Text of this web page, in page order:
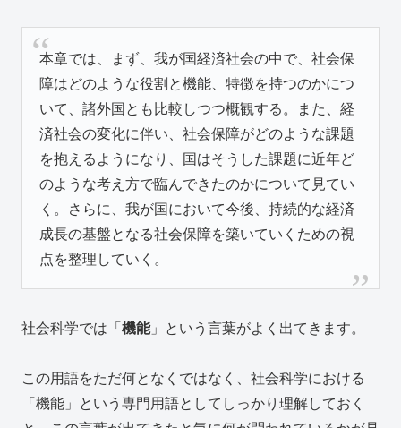
本章では、まず、我が国経済社会の中で、社会保
障はどのような役割と機能、特徴を持つのかにつ
いて、諸外国とも比較しつつ概観する。また、経
済社会の変化に伴い、社会保障がどのような課題
を抱えるようになり、国はそうした課題に近年ど
のような考え方で臨んできたのかについて見てい
く。さらに、我が国において今後、持続的な経済
成長の基盤となる社会保障を築いていくための視
点を整理していく。
社会科学では「機能」という言葉がよく出てきます。
この用語をただ何となくではなく、社会科学における
「機能」という専門用語としてしっかり理解しておく